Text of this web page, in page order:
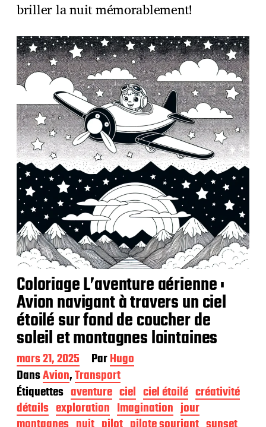
briller la nuit mémorablement!
Coloriage L’aventure aérienne :
Avion navigant à travers un ciel
étoilé sur fond de coucher de
soleil et montagnes lointaines
D
a
t
e
d
e
mars 21, 2025 ParHugo
DansAvion,Transport
Étiquettes aventure ciel ciel étoilé créativité
détails exploration Imagination jour